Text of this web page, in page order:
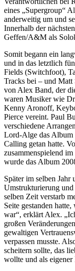
eines „Supergroup“
anderweitig um und
Innerhalb der
Geffen/A&M als
Somit begann ein
und in das letztlich
Fields (Switchfoot),
Tracks bei – und Matt
von Alex Band, der
waren Musiker wie
Kenny Aronoff,
Pierce vereint. Paul
verschiedene
Lord-Alge das Album
Calling getan hatte.
zusammenspielend
wurde das Album
Später im selben
Umstrukturierung
selben Zeit verstarb
Seite gestanden
war“, erklärt Alex.
großen
gewaltigen
verpassen musste.
scheitern sollte, das
wollte und als eigener